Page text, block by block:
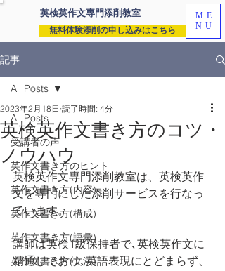
英検英作文専門添削教室
無料体験添削の申し込みはこちら
ME
NU
記事
All Posts
受講者の声
英作文書き方のヒント
英作文書き方(内容)
英作文書き方(構成)
英作文書き方(語彙)
英作文書き方(文法)
All Posts
英検英作文書き方のコツ・
ノウハウ
2023年2月18日 読了時間: 4分
英検英作文専門添削教室は、英検英作
文を専門にした添削サービスを行なっ
ています。
講師は英検1級保持者で､英検英作文に
精通しており､英語表現にとどまらず、